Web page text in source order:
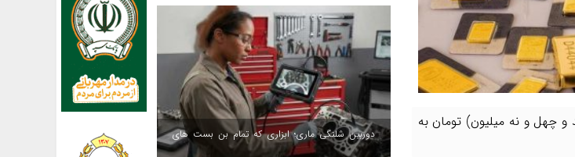
و سکه امامی با کاهش ۰.۶۸ درصدی، از ۱۴۹,۰۰۰,۰۰۰ (یکصد و چهل و نه میلیون) تومان به
دوربین شلنگی ماری؛ ابزاری که تمام بن بست های